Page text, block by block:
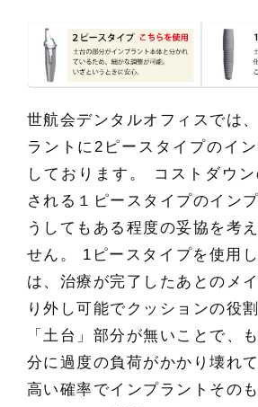
世航会デンタルオフィスでは
ラントに2ピースタイプのイ
しております。 コストダウ
される１ピースタイプのイン
うしてもある程度の妥協を考
せん。 1ピースタイプを使用
は、治療が完了したあとのメ
り外し可能でクッションの役
「土台」部分が無いことで、
分に過度の負荷がかかり壊れ
高い確率でインプラントその